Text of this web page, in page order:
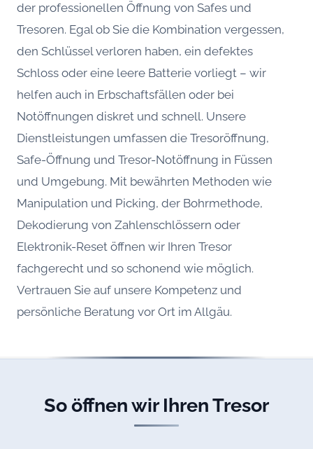
der professionellen Öffnung von Safes und
Tresoren. Egal ob Sie die Kombination vergessen,
den Schlüssel verloren haben, ein defektes
Schloss oder eine leere Batterie vorliegt – wir
helfen auch in Erbschaftsfällen oder bei
Notöffnungen diskret und schnell. Unsere
Dienstleistungen umfassen die Tresoröffnung,
Safe-Öffnung und Tresor-Notöffnung in Füssen
und Umgebung. Mit bewährten Methoden wie
Manipulation und Picking, der Bohrmethode,
Dekodierung von Zahlenschlössern oder
Elektronik-Reset öffnen wir Ihren Tresor
fachgerecht und so schonend wie möglich.
Vertrauen Sie auf unsere Kompetenz und
persönliche Beratung vor Ort im Allgäu.
So öffnen wir Ihren Tresor